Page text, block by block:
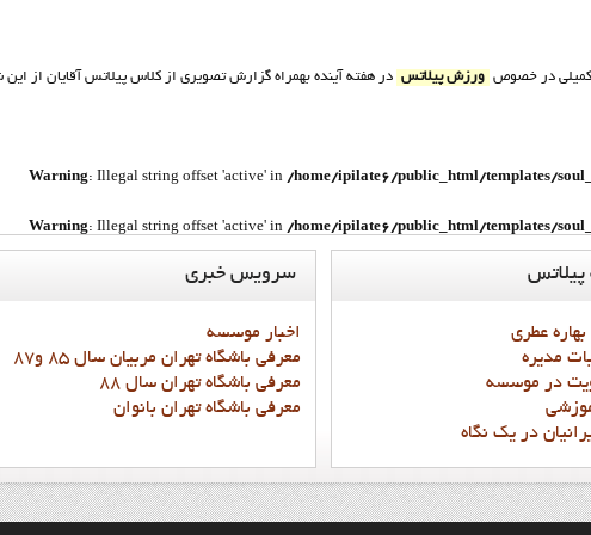
تکميلي در خصوص ورزش پيلاتس در هفته آينده بهمراه گزارش تصويري از کلاس پيلاتس آقايان از
Warning: Illegal string offset 'active' in /home/ipilate6/public_html/templates/
Warning: Illegal string offset 'active' in /home/ipilate6/public_html/templates/
: Illegal string offset 'active' in/home/ipilate6/public_html/templates/
: Illegal string offset 'active' in /home/ipilate6/public_html/templates/
: Illegal string offset 'active' in/home/ipilate6/public_html/templates/
/home/ipilate6/public_html/templates/
سرويس خبري
اخبار موسسه
معرفي باشگاه تهران مربيان سال 85 و87
معرفي باشگاه تهران سال 88
معرفي باشگاه تهران بانوان
پيلاتس
بهاره عطري
مديره
در موسسه
در يک نگاه